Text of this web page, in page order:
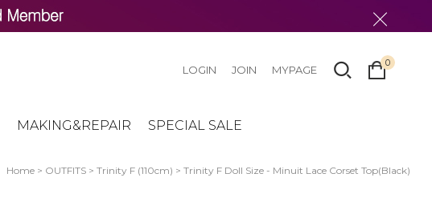
MAKING&REPAIR SPECIAL SALE
LOGIN JOIN MYPAGE
0
Home > OUTFITS > Trinity F (110cm) > Trinity F Doll Size - Minuit Lace Corset Top(Black)